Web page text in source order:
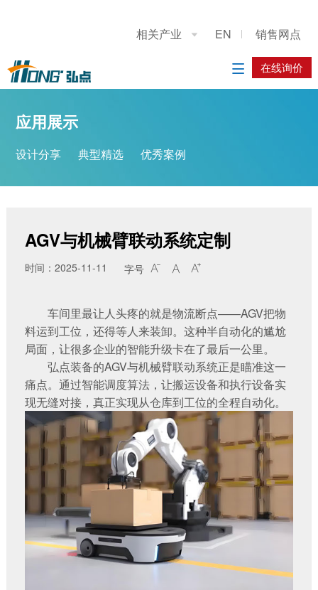
相关产业  EN 销售网点
在线询价

公司简介
设计分享
优秀案例
重型龙门上下料桁架机械手
工业机器人
履带底盘
系统方案
在线询价
应用展示
设计分享 典型精选 优秀案例
AGV与机械臂联动系统定制
时间：2025-11-11 字号   
车间里最让人头疼的就是物流断点——AGV把物
料运到工位，还得等人来装卸。这种半自动化的尴尬
局面，让很多企业的智能升级卡在了最后一公里。
弘点装备的AGV与机械臂联动系统正是瞄准这一
痛点。通过智能调度算法，让搬运设备和执行设备实
现无缝对接，真正实现从仓库到工位的全程自动化。